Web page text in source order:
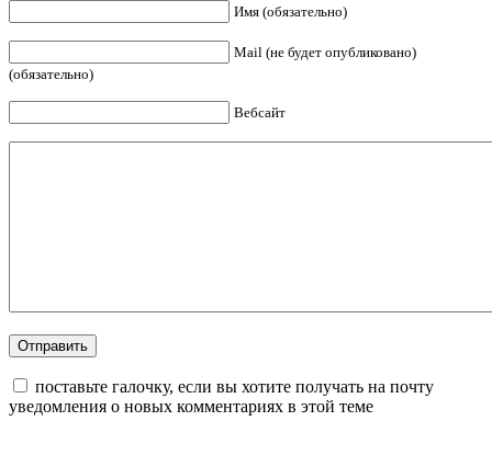
Имя (обязательно)
Mail (не будет опубликовано)
(обязательно)
Вебсайт
поставьте галочку, если вы хотите получать на почту
уведомления о новых комментариях в этой теме